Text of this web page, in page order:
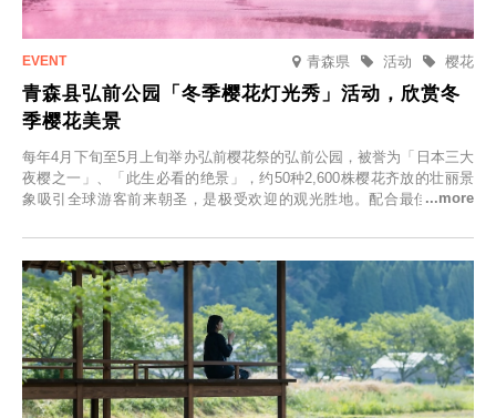
青森県 樱花
活动
青森县弘前公园「冬季樱花灯光秀」活动，欣赏冬
季樱花美景
每年4月下旬至5月上旬举办弘前樱花祭的弘前公园，被誉为「日本三大
夜樱之一」、「此生必看的绝景」，约50种2,600株樱花齐放的壮丽景
象吸引全球游客前来朝圣，是极受欢迎的观光胜地。配合最佳观雪时
「冬季樱花灯光秀」。